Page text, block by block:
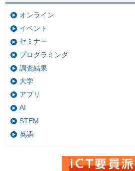
オンライン
イベント
セミナー
プログラミング
調査結果
大学
アプリ
AI
STEM
英語